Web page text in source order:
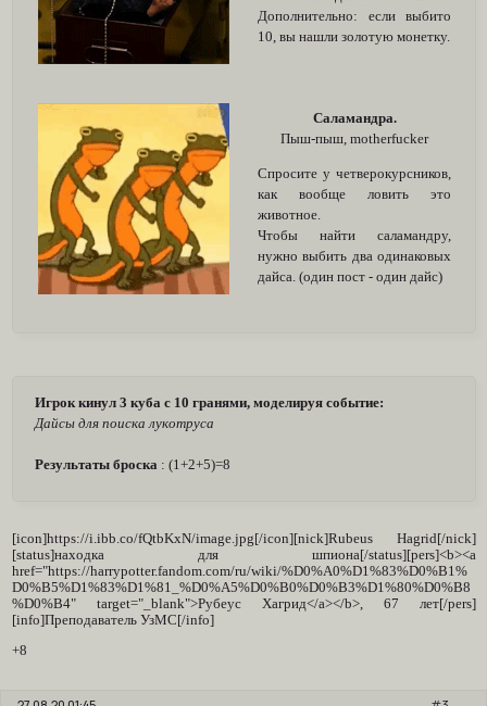
Дополнительно: если выбито
10, вы нашли золотую монетку.
Саламандра.
Пыш-пыш, motherfucker
Спросите у четверокурсников,
как вообще ловить это
животное.
Чтобы найти саламандру,
нужно выбить два одинаковых
дайса. (один пост - один дайс)
Игрок кинул 3 куба с 10 гранями, моделируя событие:
Дайсы для поиска лукотруса
Результаты броска : (1+2+5)=8
[icon]https://i.ibb.co/fQtbKxN/image.jpg[/icon][nick]Rubeus Hagrid[/nick]
[status]находка для шпиона[/status][pers]<b><a
href="https://harrypotter.fandom.com/ru/wiki/%D0%A0%D1%83%D0%B1%
D0%B5%D1%83%D1%81_%D0%A5%D0%B0%D0%B3%D1%80%D0%B8
%D0%B4" target="_blank">Рубеус Хагрид</a></b>, 67 лет[/pers]
[info]Преподаватель УзМС[/info]
+8